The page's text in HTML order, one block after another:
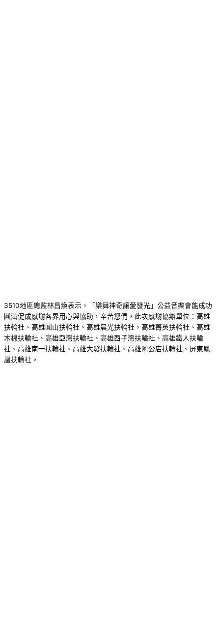
3510地區總監林昌煥表示，「樂舞神奇讓愛發光」公益音樂會能成功
圓滿促成感謝各界用心與協助，辛苦您們，此次感謝協辦單位：高雄
扶輪社、高雄圓山扶輪社、高雄晨光扶輪社，高雄菁英扶輪社、高雄
木棉扶輪社、高雄亞灣扶輪社、高雄西子灣扶輪社、高雄鐵人扶輪
社、高雄南一扶輪社、高雄大發扶輪社、高雄阿公店扶輪社、屏東鳳
凰扶輪社。